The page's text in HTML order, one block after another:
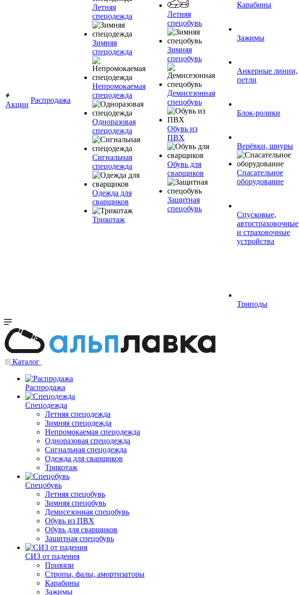
Акции
Распродажа
Летняя
спецодежда
Зимняя
спецодежда
Непромокаемая
спецодежда
Одноразовая
спецодежда
Сигнальная
спецодежда
Одежда для
сварщиков
Трикотаж
Летняя
спецобувь
Зимняя
спецобувь
Демисезонная
спецобувь
Обувь из
ПВХ
Обувь для
сварщиков
Защитная
спецобувь
Карабины
Зажимы
Анкерные линии,
петли
Блок-ролики
Верёвки, шнуры
Спасательное
оборудование
Спусковые,
автостраховочные
и страховочные
устройства
Триподы
Каталог
Распродажа
Спецодежда
Летняя спецодежда
Зимняя спецодежда
Непромокаемая спецодежда
Одноразовая спецодежда
Сигнальная спецодежда
Одежда для сварщиков
Трикотаж
Спецобувь
Летняя спецобувь
Зимняя спецобувь
Демисезонная спецобувь
Обувь из ПВХ
Обувь для сварщиков
Защитная спецобувь
СИЗ от падения
Привязи
Стропы, фалы, амортизаторы
Карабины
Зажимы